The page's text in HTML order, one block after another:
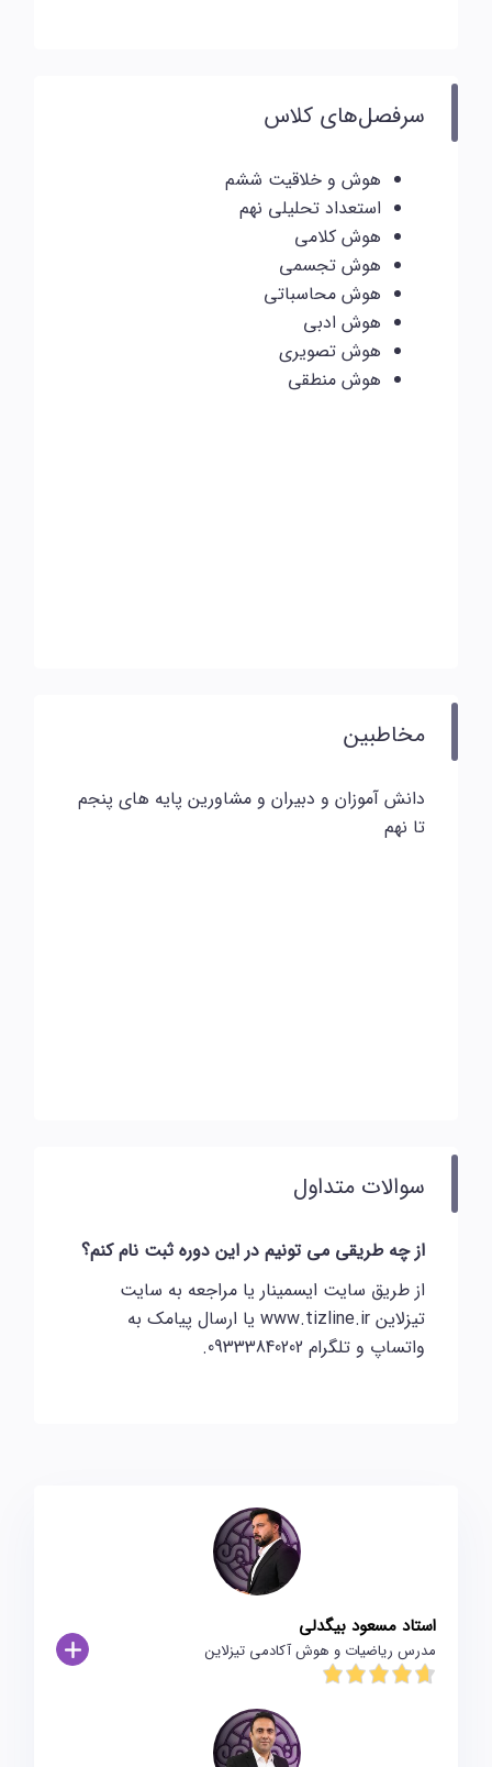
سرفصل‌های کلاس
هوش و خلاقیت ششم
استعداد تحلیلی نهم
هوش کلامی
هوش تجسمی
هوش محاسباتی
هوش ادبی
هوش تصویری
هوش منطقی
مخاطبین
دانش آموزان و دبیران و مشاورین پایه های پنجم
تا نهم
سوالات متداول
از چه طریقی می تونیم در این دوره ثبت نام کنم؟
از طریق سایت ایسمینار یا مراجعه به سایت
تیزلاین www.tizline.ir یا ارسال پیامک به
واتساپ و تلگرام 09333840202.
استاد مسعود بیگدلی
مدرس ریاضیات و هوش آکادمی تیزلاین